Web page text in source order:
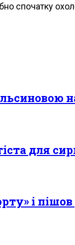
спочатку
для
і